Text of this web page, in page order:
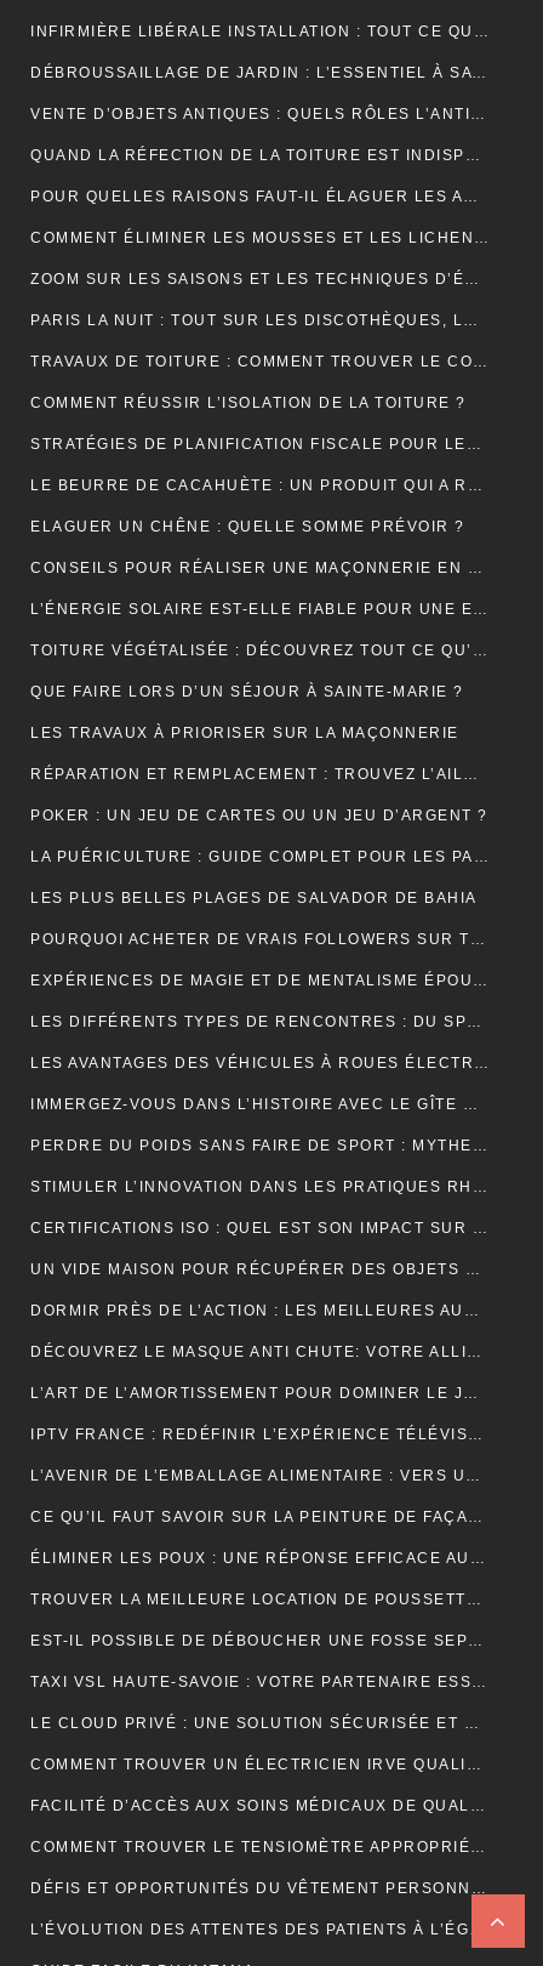
INFIRMIÈRE LIBÉRALE INSTALLATION : TOUT CE QUE VOUS DEVEZ SAVOIR
DÉBROUSSAILLAGE DE JARDIN : L’ESSENTIEL À SAVOIR SUR CETTE OPÉRATION
VENTE D’OBJETS ANTIQUES : QUELS RÔLES L’ANTIQUAIRE ASSURE-T-IL ?
QUAND LA RÉFECTION DE LA TOITURE EST INDISPENSABLE?
POUR QUELLES RAISONS FAUT-IL ÉLAGUER LES ARBUSTES ET LES ARBRES ?
COMMENT ÉLIMINER LES MOUSSES ET LES LICHENS ACCUMULÉS SUR LE TOIT ?
ZOOM SUR LES SAISONS ET LES TECHNIQUES D’ÉLAGAGE D’ARBRE
PARIS LA NUIT : TOUT SUR LES DISCOTHÈQUES, LES BARS ET LA VIE NOCTURNE
TRAVAUX DE TOITURE : COMMENT TROUVER LE COUVREUR IDÉAL?
COMMENT RÉUSSIR L’ISOLATION DE LA TOITURE ?
STRATÉGIES DE PLANIFICATION FISCALE POUR LES PETITES ET MOYENNES ENTREPRISES
LE BEURRE DE CACAHUÈTE : UN PRODUIT QUI A RÉSISTÉ À TOUTES LES GÉNÉRATIONS
ELAGUER UN CHÊNE : QUELLE SOMME PRÉVOIR ?
CONSEILS POUR RÉALISER UNE MAÇONNERIE EN BRIQUES OU EN PARPAINGS
L’ÉNERGIE SOLAIRE EST-ELLE FIABLE POUR UNE ENTREPRISE ?
TOITURE VÉGÉTALISÉE : DÉCOUVREZ TOUT CE QU’IL FAUT RETENIR À CE SUJET
QUE FAIRE LORS D’UN SÉJOUR À SAINTE-MARIE ?
LES TRAVAUX À PRIORISER SUR LA MAÇONNERIE
RÉPARATION ET REMPLACEMENT : TROUVEZ L’AILE ARRIÈRE PARFAITE POUR RESTAURER VOTRE VÉHICULE
POKER : UN JEU DE CARTES OU UN JEU D’ARGENT ?
LA PUÉRICULTURE : GUIDE COMPLET POUR LES PARENTS MODERNES.
LES PLUS BELLES PLAGES DE SALVADOR DE BAHIA
POURQUOI ACHETER DE VRAIS FOLLOWERS SUR TIKTOK PEUT AIDER À DÉVELOPPER VOTRE COMPTE RAPIDEMENT ?
EXPÉRIENCES DE MAGIE ET DE MENTALISME ÉPOUSTOUFLANTES EN SUISSE ROMANDE
LES DIFFÉRENTS TYPES DE RENCONTRES : DU SPEED DATING AUX RENCONTRES EN LIGNE, QUELLES SONT LES OPTIONS DISPONIBLES ?
LES AVANTAGES DES VÉHICULES À ROUES ÉLECTRIQUES POUR L’ENVIRONNEMENT.
IMMERGEZ-VOUS DANS L’HISTOIRE AVEC LE GÎTE MONT SAINT MICHEL
PERDRE DU POIDS SANS FAIRE DE SPORT : MYTHES ET RÉALITÉS
STIMULER L’INNOVATION DANS LES PRATIQUES RH PAR L’EXTERNALISATION
CERTIFICATIONS ISO : QUEL EST SON IMPACT SUR LES TARIFS D’UNE TRADUCTION ASSERMENTÉE ?
UN VIDE MAISON POUR RÉCUPÉRER DES OBJETS DE DÉCORATION
DORMIR PRÈS DE L’ACTION : LES MEILLEURES AUBERGES DE JEUNESSE À PROXIMITÉ DU PUY DU FOU
DÉCOUVREZ LE MASQUE ANTI CHUTE: VOTRE ALLIÉ POUR DES CHEVEUX FORTS ET SAINS
L’ART DE L’AMORTISSEMENT POUR DOMINER LE JEU DE BADMINTON
IPTV FRANCE : REDÉFINIR L’EXPÉRIENCE TÉLÉVISUELLE
L’AVENIR DE L’EMBALLAGE ALIMENTAIRE : VERS UNE RÉVOLUTION DURABLE ?
CE QU’IL FAUT SAVOIR SUR LA PEINTURE DE FAÇADE
ÉLIMINER LES POUX : UNE RÉPONSE EFFICACE AU CENTRE DE TRAITEMENT DES POUX À LYON
TROUVER LA MEILLEURE LOCATION DE POUSSETTE: FACILITEZ VOS DÉPLACEMENTS AVEC BÉBÉ
EST-IL POSSIBLE DE DÉBOUCHER UNE FOSSE SEPTIQUE NATURELLEMENT ?
TAXI VSL HAUTE-SAVOIE : VOTRE PARTENAIRE ESSENTIEL POUR DES DÉPLACEMENTS MÉDICAUX SÛRS ET CONFORTABLES
LE CLOUD PRIVÉ : UNE SOLUTION SÉCURISÉE ET POLYVALENTE POUR LE STOCKAGE ET L’ACCÈS AUX DONNÉES
COMMENT TROUVER UN ÉLECTRICIEN IRVE QUALIFIÉ POUR VOTRE PROJET DE MOBILITÉ ÉLECTRIQUE ?
FACILITÉ D’ACCÈS AUX SOINS MÉDICAUX DE QUALITÉ AVEC LES TAXIS VSL DE CLERMONT-FERRAND
COMMENT TROUVER LE TENSIOMÈTRE APPROPRIÉ POUR VOUS?
DÉFIS ET OPPORTUNITÉS DU VÊTEMENT PERSONNALISÉ : ANALYSE DU SECTEUR
L’ÉVOLUTION DES ATTENTES DES PATIENTS À L’ÉGARD DU TÉLÉSECRÉTARIAT MÉDICAL : SERVICES PERSONNALISÉS, RÉPONSE RAPIDE ET DISPONIBILITÉ